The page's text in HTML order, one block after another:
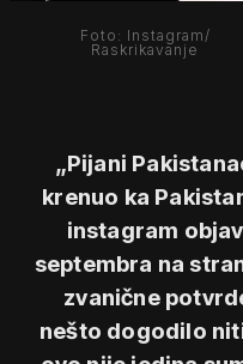
Foto: Instagram/
Raskrikavanje
„Pijani
krenuo ka
instagram
septembra na
zvanične
nešto dogodilo